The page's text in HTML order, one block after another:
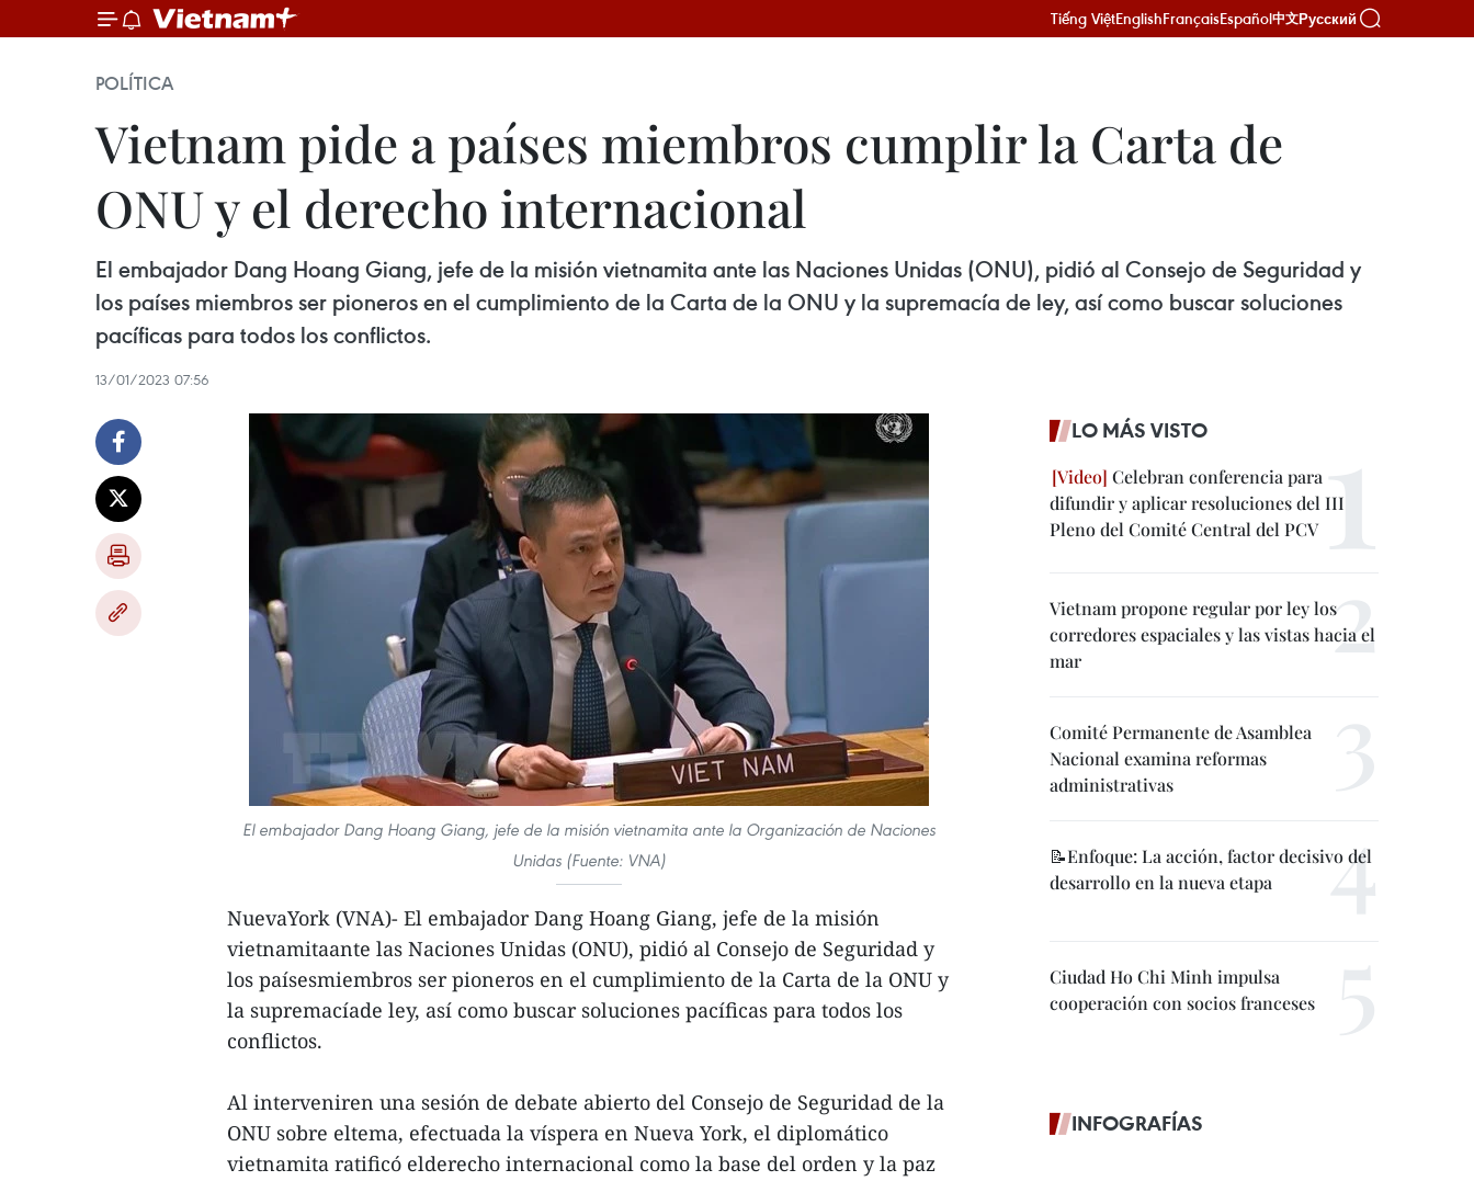
Tiếng ViệtEnglishFrançaisEspañol中文Русский
POLÍTICA
Vietnam pide a países miembros cumplir la Carta de
ONU y el derecho internacional
El embajador Dang Hoang Giang, jefe de la misión vietnamita ante las Naciones Unidas (ONU), pidió al Consejo de Seguridad y
los países miembros ser pioneros en el cumplimiento de la Carta de la ONU y la supremacía de ley, así como buscar soluciones
pacíficas para todos los conflictos.
13/01/2023 07:56
El embajador Dang Hoang Giang, jefe de la misión vietnamita ante la Organización de Naciones
Unidas (Fuente: VNA)
NuevaYork (VNA)- El embajador Dang Hoang Giang, jefe de la misión
vietnamitaante las Naciones Unidas (ONU), pidió al Consejo de Seguridad y
los paísesmiembros ser pioneros en el cumplimiento de la Carta de la ONU y
la supremacíade ley, así como buscar soluciones pacíficas para todos los
conflictos.
Al interveniren una sesión de debate abierto del Consejo de Seguridad de la
ONU sobre eltema, efectuada la víspera en Nueva York, el diplomático
vietnamita ratificó elderecho internacional como la base del orden y la paz
LO MÁS VISTO
Celebran conferencia para
difundir y aplicar resoluciones del III
Pleno del Comité Central del PCV
Vietnam propone regular por ley los
corredores espaciales y las vistas hacia el
mar
Comité Permanente de Asamblea
Nacional examina reformas
administrativas
📝Enfoque: La acción, factor decisivo del
desarrollo en la nueva etapa
Ciudad Ho Chi Minh impulsa
cooperación con socios franceses
INFOGRAFÍAS